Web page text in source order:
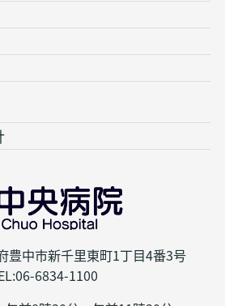
中市新千里東町1丁目4番3号
6834-1100